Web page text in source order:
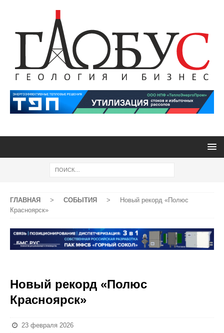
ГЛАВНАЯ > СОБЫТИЯ >
Новый рекорд «Полюс
Красноярск»
Новый рекорд «Полюс
Красноярск»
23 февраля 2026